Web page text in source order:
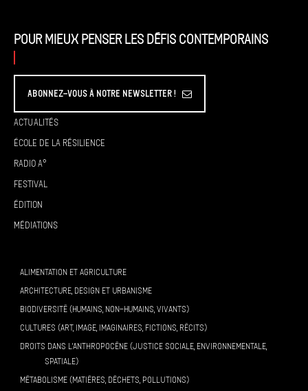
Pour mieux penser les défis contemporains
Abonnez-vous à Notre Newsletter !
Actualités
École de la résilience
Radio A°
Festival
Édition
Médiations
ALIMENTATION ET AGRICULTURE
ARCHITECTURE, DESIGN ET URBANISME
BIODIVERSITÉ (HUMAINS, NON-HUMAINS, VIVANTS)
CULTURES (ART, IMAGE, IMAGINAIRES, FICTIONS, RÉCITS)
DROITS DANS L’ANTHROPOCÈNE (JUSTICE SOCIALE, ENVIRONNEMENTALE,
SPATIALE)
MÉTABOLISME (MATIÈRES, DÉCHETS, POLLUTIONS)